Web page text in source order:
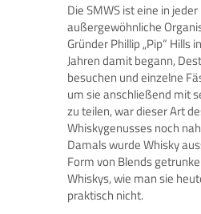
Die SMWS ist eine in
außergewöhnliche
Gründer Phillip „Pip“ Hills
Jahren damit begann,
besuchen und einzelne
um sie anschließend mit
zu teilen, war dieser Art
Whiskygenusses noch
Damals wurde Whisky
Form von Blends
Whiskys, wie man sie
praktisch nicht.